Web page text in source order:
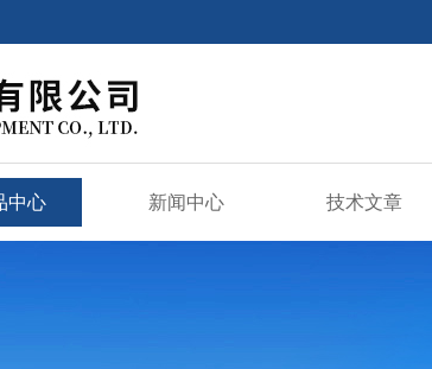
中心 新闻中心 技术文章